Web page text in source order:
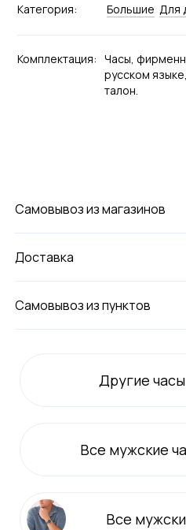
Категория: Большие Для
Комплектация: Часы,
русском
талон.
Самовывоз из магазинов
Доставка
Самовывоз из пунктов
Другие
Все мужские
Все